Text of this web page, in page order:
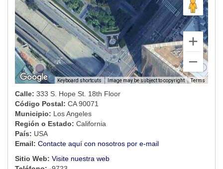
Keyboard shortcuts Image may be subject to copyright Terms
Calle: 333 S. Hope St. 18th Floor
Código Postal: CA 90071
Municipio: Los Angeles
Región o Estado: California
País: USA
Email: Contacte aquí con nosotros por e-mail
Sitio Web: Visite nuestra web